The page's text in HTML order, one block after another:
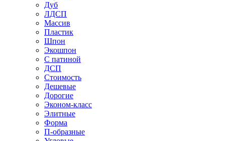
Дуб
ЛДСП
Массив
Пластик
Шпон
Экошпон
С патиной
ДСП
Стоимость
Дешевые
Дорогие
Эконом-класс
Элитные
Форма
П-образные